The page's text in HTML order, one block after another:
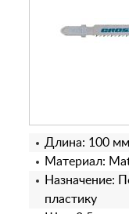
Длина: 100 мм
Материал:
Назначение:
пластику